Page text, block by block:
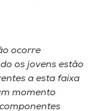
ocorre
os jovens estão
a esta faixa
momento